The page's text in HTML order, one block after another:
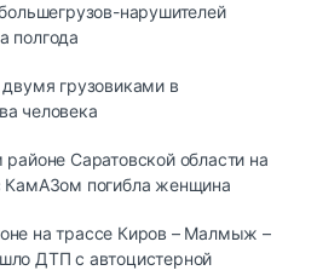
нарушителей
полгода
грузовиками в
человека
Саратовской области на
КамАЗом погибла женщина
на трассе Киров – Малмыж –
ДТП с автоцистерной